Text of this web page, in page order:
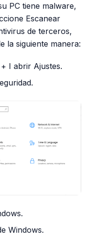
PC tiene malware,
Escanear
de terceros,
la siguiente manera:
I abrir Ajustes.
Windows.